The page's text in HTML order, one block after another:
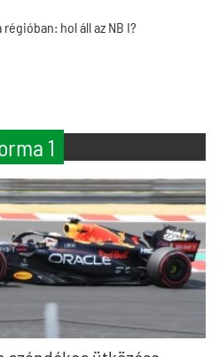
régióban: hol áll az NB I?
1